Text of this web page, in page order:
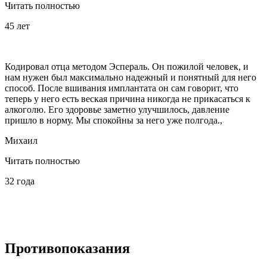
Читать полностью
45 лет
Кодировал отца методом Эспераль. Он пожилой человек, и
нам нужен был максимально надежный и понятный для него
способ. После вшивания имплантата он сам говорит, что
теперь у него есть веская причина никогда не прикасаться к
алкоголю. Его здоровье заметно улучшилось, давление
пришло в норму. Мы спокойны за него уже полгода.,
Михаил
Читать полностью
32 года
Противопоказания